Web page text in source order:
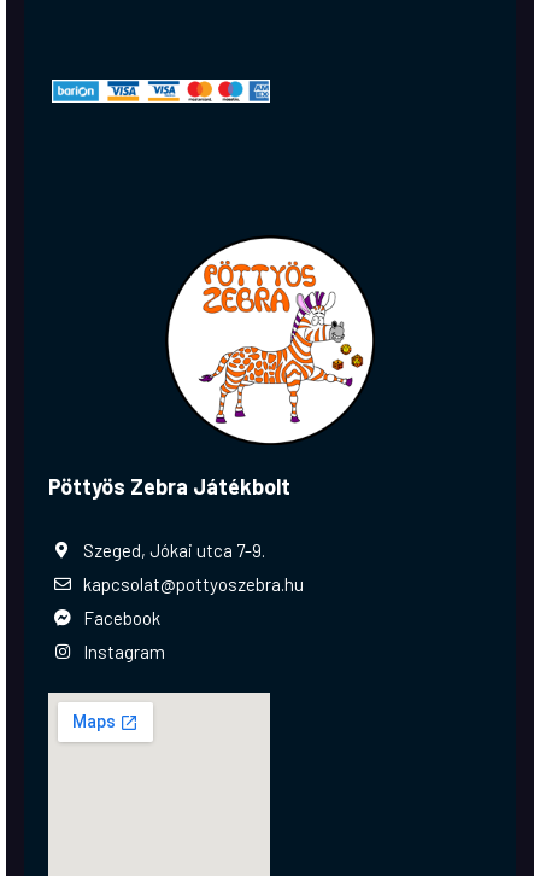
Pöttyös Zebra Játékbolt
Szeged, Jókai utca 7-9.
kapcsolat@pottyoszebra.hu
Facebook
Instagram